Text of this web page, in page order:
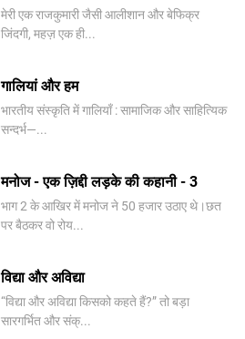
मेरी एक राजकुमारी जैसी आलीशान और बेफिक्र
जिंदगी, महज़ एक ही...
गालियां और हम
भारतीय संस्कृति में गालियाँ : सामाजिक और साहित्यिक
सन्दर्भ—...
मनोज - एक ज़िद्दी लड़के की कहानी - 3
भाग 2 के आखिर में मनोज ने 50 हजार उठाए थे।छत
पर बैठकर वो रोय...
विद्या और अविद्या
“विद्या और अविद्या किसको कहते हैं?” तो बड़ा
सारगर्भित और संक्...